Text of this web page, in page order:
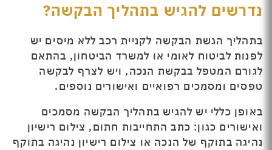
נדרשים להגיש בתהליך הבקשה?
בתהליך הגשת הבקשה לקניית רכב ללא מיסים יש
לפנות לביטוח לאומי או למשרד הביטחון, בהתאם
לגורם המטפל בבקשת הנכה, ויש לצרף לבקשה
טפסים ומסמכים רפואיים ואישורים נוספים.
באופן כללי יש להגיש בתהליך הבקשה מסמכים
ואישורים כגון: כתב התחייבות חתום, צילום רישיון
נהיגה בתוקף של הנכה או צילום רישיון נהיגה בתוקף